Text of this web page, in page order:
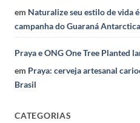
em Naturalize seu estilo de vida
campanha do Guaraná
Praya e ONG One Tree Planted
em Praya: cerveja artesanal
Brasil
CATEGORIAS